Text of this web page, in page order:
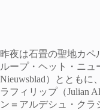
昨夜は石畳の聖地カペ
ループ・ヘット・ニュ
Nieuwsblad）とともに
ラフィリップ（Julian
ン＝アルデシュ・クラ